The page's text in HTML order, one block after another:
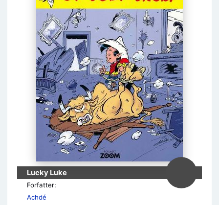
Lucky Luke
Forfatter:
Achdé